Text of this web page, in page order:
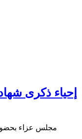
إحياء ذكرى
مجلس عزاء بحضور